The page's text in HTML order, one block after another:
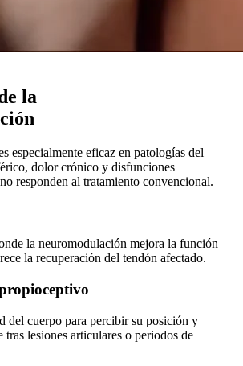
la
especialmente eficaz en patologías del
dolor crónico y disfunciones
responden al tratamiento convencional.
la neuromodulación mejora la función
la recuperación del tendón afectado.
del cuerpo para percibir su posición y
lesiones articulares o periodos de